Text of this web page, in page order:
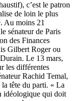
c’est le patron
de loin le plus
Au moins 21
sénateur de Paris
des Finances
Gilbert Roger ou
Le 13 mars,
les différentes
Rachid Temal,
tête du parti. « La
idéologique qui doit